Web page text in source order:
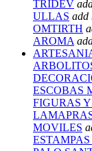
TRIDEV
ULLAS add
OMTIRTH
AROMA
ESCOBAS
FIGURAS
MOVILES